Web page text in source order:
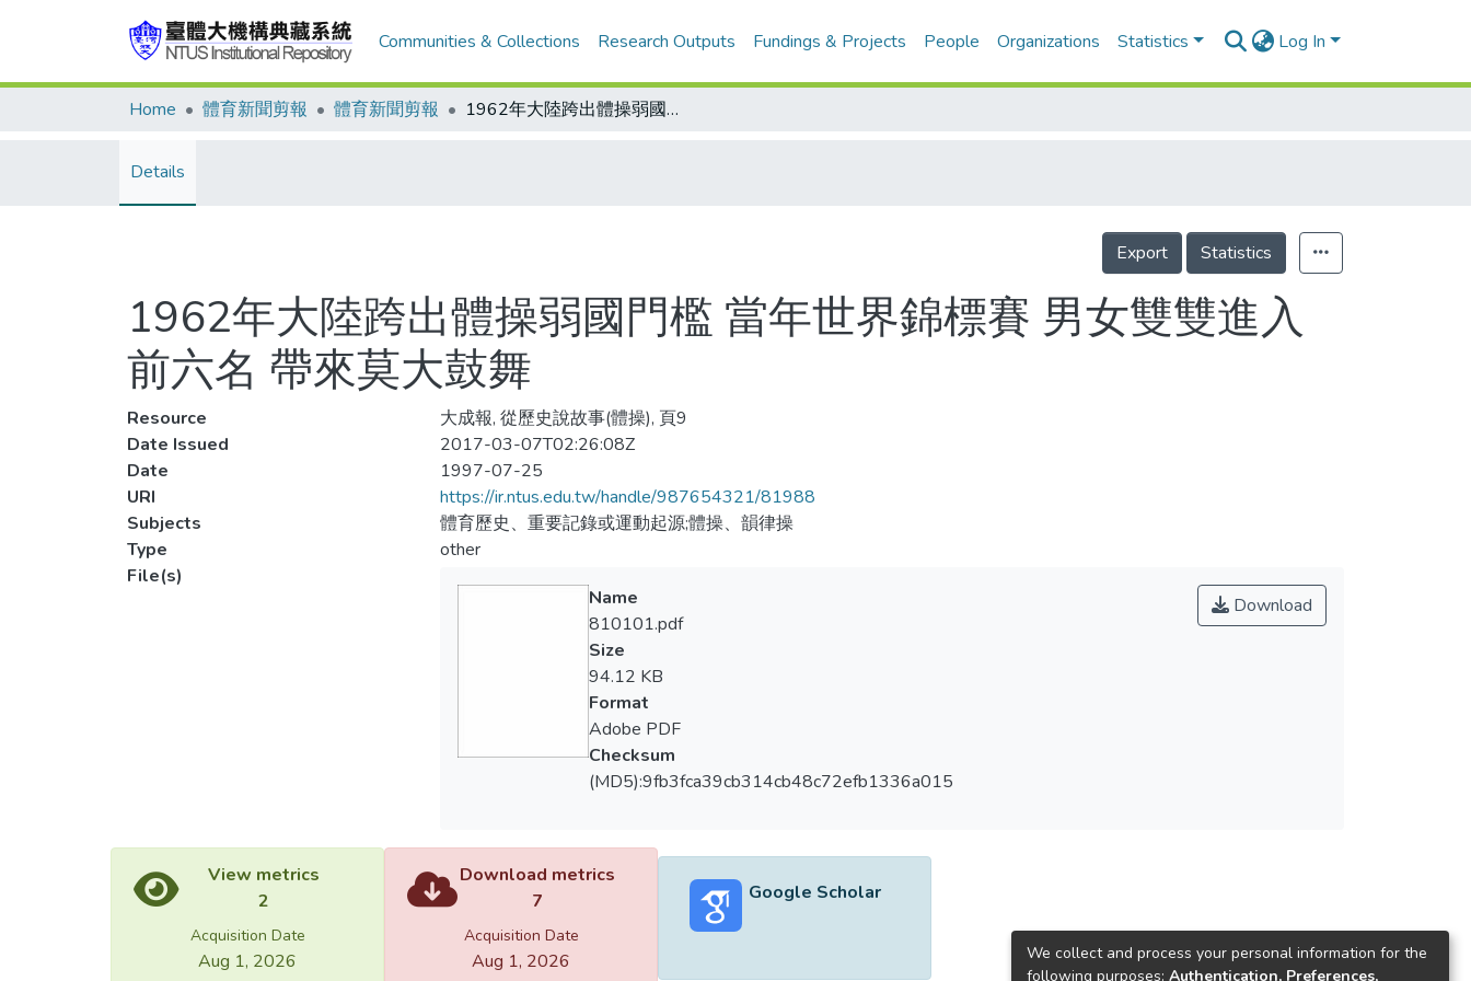
Communities & Collections Research Outputs Fundings & Projects People Organizations Statistics Log In
Home 體育新聞剪報 體育新聞剪報 1962年大陸跨出體操弱國門檻 當年世界錦標賽 男女雙雙進入前六名 帶來莫大鼓舞
Details
Export Statistics
1962年大陸跨出體操弱國門檻 當年世界錦標賽 男女雙雙進入
前六名 帶來莫大鼓舞
Resource
大成報, 從歷史說故事(體操), 頁9
Date Issued
2017-03-07T02:26:08Z
Date
1997-07-25
URI
https://ir.ntus.edu.tw/handle/987654321/81988
Subjects
體育歷史、重要記錄或運動起源;體操、韻律操
Type
other
File(s)
Download
Name
810101.pdf
Size
94.12 KB
Format
Adobe PDF
Checksum
(MD5):9fb3fca39cb314cb48c72efb1336a015
View metrics
2
Acquisition Date
Aug 1, 2026
Download metrics
7
Acquisition Date
Aug 1, 2026
Google Scholar
We collect and process your personal information for the
following purposes: Authentication, Preferences,